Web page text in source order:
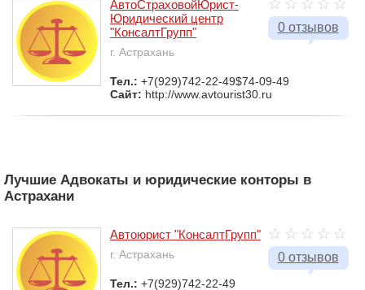
0 отзывов
АвтоСтраховойЮрист-
Юридический центр
"КонсалтГрупп"
г. Астрахань
Тел.: +7(929)742-22-49$74-09-49
Сайт: http://www.avtourist30.ru
Лучшие Адвокаты и юридические конторы в
Астрахани
0 отзывов
Автоюрист "КонсалтГрупп"
г. Астрахань
Тел.: +7(929)742-22-49